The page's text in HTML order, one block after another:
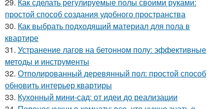
простой способ создания удобного пространства
30. Как выбрать подходящий материал для пола в
квартире
31. Устранение лагов на бетонном полу: эффективные
методы и инструменты
32. Отполированный деревянный пол: простой способ
обновить интерьер квартиры
33. Кухонный мини-сад: от идеи до реализации